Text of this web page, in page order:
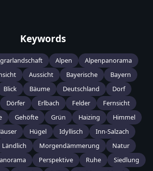
Keywords
Alpen
Alpenpanorama
Aussicht Bayerische
Bayern
Blick Bäume Deutschland
Dorf
Dörfer Erlbach Felder
Fernsicht
Gehöfte Grün Haizing
Himmel
Hügel Idyllisch
Inn-Salzach
Ländlich Morgendämmerung
Natur
Perspektive Ruhe
Siedlung